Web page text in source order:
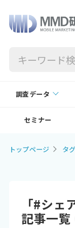
調査データ
セミナー
トップページ タ
「#シェ
記事一覧